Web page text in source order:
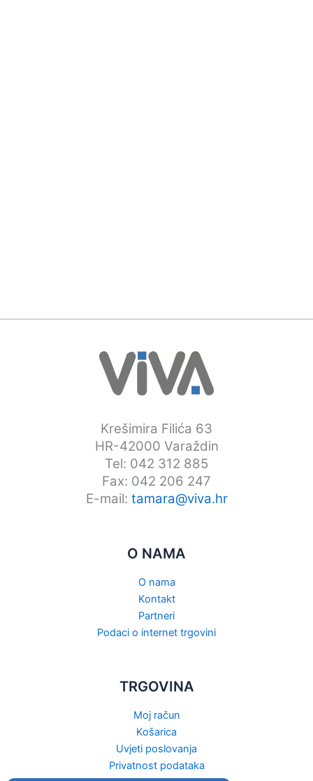
Krešimira Filića 63
HR-42000 Varaždin
Tel: 042 312 885
Fax: 042 206 247
E-mail: tamara@viva.hr
O NAMA
O nama
Kontakt
Partneri
Podaci o internet trgovini
TRGOVINA
Moj račun
Košarica
Uvjeti poslovanja
Privatnost podataka